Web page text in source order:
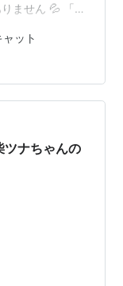
ません 💦 「冷
きでもありま
て、そして待
ッコリー
ださー
のなら食べて
う。お散…
ット
ツナちゃんの